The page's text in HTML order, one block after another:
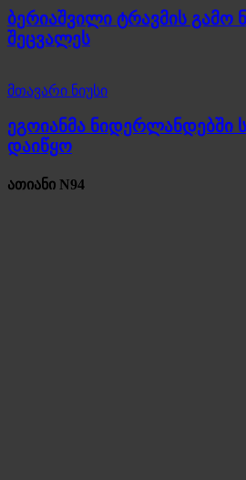
ბერიაშვილი ტრავმის გამო
შეცვალეს
მთავარი ნიუსი
ეგოიანმა ნიდერლანდებში
დაიწყო
ათიანი N94